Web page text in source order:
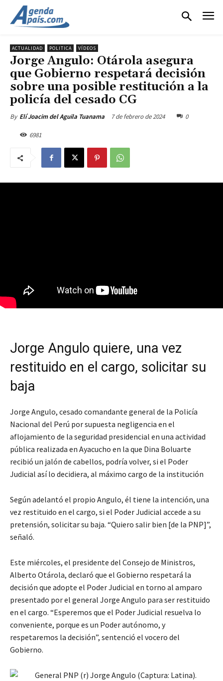
ACTUALIDAD POLITICA VÍDEOS
Jorge Angulo: Otárola asegura
que Gobierno respetará decisión
sobre una posible restitución a la
policía del cesado CG
By Elí Joacim del Aguila Tuanama 7 de febrero de 2024 0
6981
Jorge Angulo quiere, una vez
restituido en el cargo, solicitar su
baja
Jorge Angulo, cesado comandante general de la Policía
Nacional del Perú por supuesta negligencia en el
aflojamiento de la seguridad presidencial en una actividad
pública realizada en Ayacucho en la que Dina Boluarte
recibió un jalón de cabellos, podría volver, si el Poder
Judicial así lo decidiera, al máximo cargo de la institución
Según adelantó el propio Angulo, él tiene la intención, una
vez restituido en el cargo, si el Poder Judicial accede a su
pretensión, solicitar su baja. “Quiero salir bien [de la PNP]”,
señaló.
Este miércoles, el presidente del Consejo de Ministros,
Alberto Otárola, declaró que el Gobierno respetará la
decisión que adopte el Poder Judicial en torno al amparo
presentado por el general Jorge Angulo para ser restituido
en el cargo. “Esperemos que el Poder Judicial resuelva lo
conveniente, porque es un Poder autónomo, y
respetaremos la decisión”, sentenció el vocero del
Gobierno.